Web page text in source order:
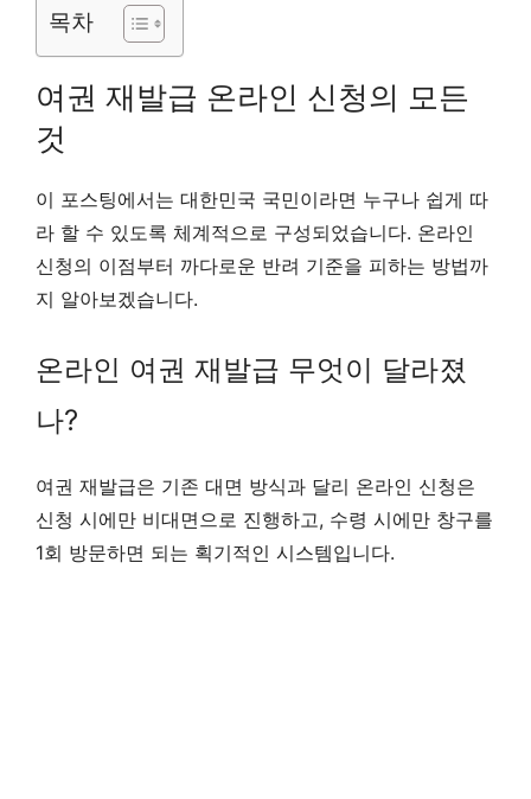
목차
여권 재발급 온라인 신청의 모든
것
이 포스팅에서는 대한민국 국민이라면 누구나 쉽게 따
라 할 수 있도록 체계적으로 구성되었습니다. 온라인
신청의 이점부터 까다로운 반려 기준을 피하는 방법까
지 알아보겠습니다.
온라인 여권 재발급 무엇이 달라졌
나?
여권 재발급은 기존 대면 방식과 달리 온라인 신청은
신청 시에만 비대면으로 진행하고, 수령 시에만 창구를
1회 방문하면 되는 획기적인 시스템입니다.